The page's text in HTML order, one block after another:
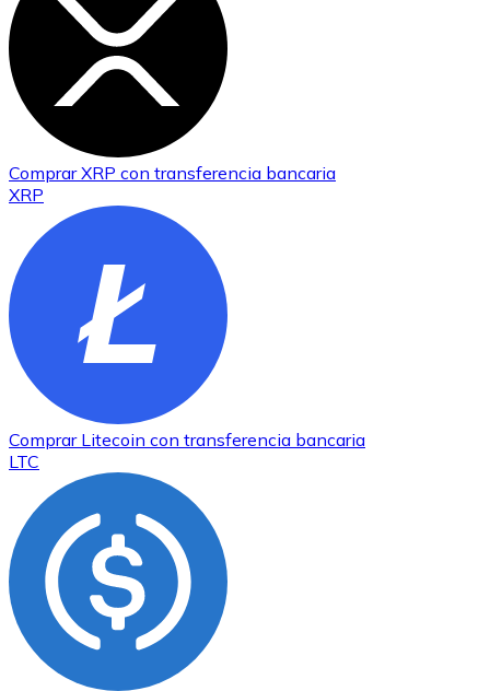
ComprarXRP con transferencia bancaria
XRP
Comprar Litecoin con transferencia bancaria
LTC